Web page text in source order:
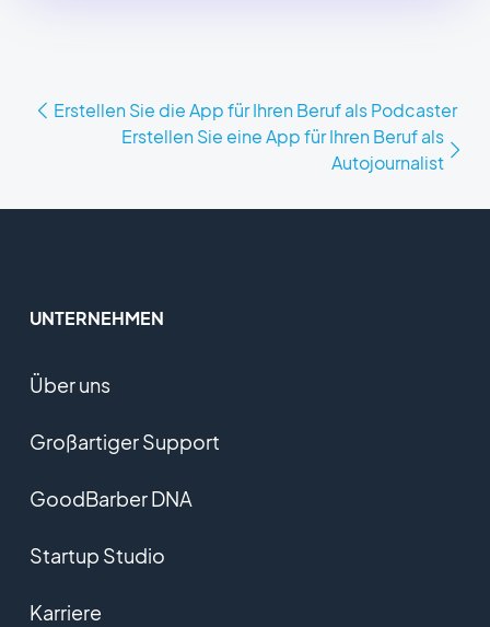
Erstellen Sie die App für Ihren Beruf als Podcaster
Erstellen Sie eine App für Ihren Beruf als
Autojournalist
UNTERNEHMEN
Über uns
Großartiger Support
GoodBarber DNA
Startup Studio
Karriere